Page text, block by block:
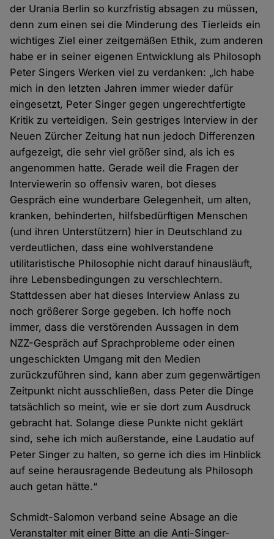
der Urania Berlin so kurzfristig absagen zu müssen,
denn zum einen sei die Minderung des Tierleids ein
wichtiges Ziel einer zeitgemäßen Ethik, zum anderen
habe er in seiner eigenen Entwicklung als Philosoph
Peter Singers Werken viel zu verdanken: „Ich habe
mich in den letzten Jahren immer wieder dafür
eingesetzt, Peter Singer gegen ungerechtfertigte
Kritik zu verteidigen. Sein gestriges Interview in der
Neuen Zürcher Zeitung hat nun jedoch Differenzen
aufgezeigt, die sehr viel größer sind, als ich es
angenommen hatte. Gerade weil die Fragen der
Interviewerin so offensiv waren, bot dieses
Gespräch eine wunderbare Gelegenheit, um alten,
kranken, behinderten, hilfsbedürftigen Menschen
(und ihren Unterstützern) hier in Deutschland zu
verdeutlichen, dass eine wohlverstandene
utilitaristische Philosophie nicht darauf hinausläuft,
ihre Lebensbedingungen zu verschlechtern.
Stattdessen aber hat dieses Interview Anlass zu
noch größerer Sorge gegeben. Ich hoffe noch
immer, dass die verstörenden Aussagen in dem
NZZ-Gespräch auf Sprachprobleme oder einen
ungeschickten Umgang mit den Medien
zurückzuführen sind, kann aber zum gegenwärtigen
Zeitpunkt nicht ausschließen, dass Peter die Dinge
tatsächlich so meint, wie er sie dort zum Ausdruck
gebracht hat. Solange diese Punkte nicht geklärt
sind, sehe ich mich außerstande, eine Laudatio auf
Peter Singer zu halten, so gerne ich dies im Hinblick
auf seine herausragende Bedeutung als Philosoph
auch getan hätte.“
Schmidt-Salomon verband seine Absage an die
Veranstalter mit einer Bitte an die Anti-Singer-